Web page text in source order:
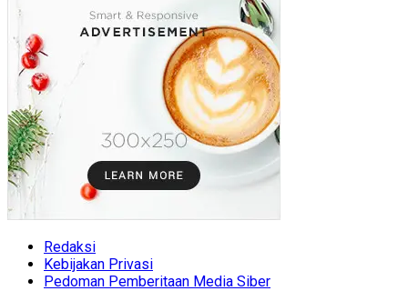
Redaksi
Kebijakan Privasi
Pedoman Pemberitaan Media Siber